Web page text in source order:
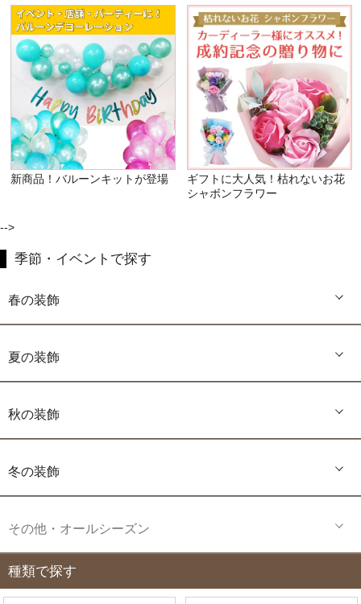
新商品！バルーンキットが登場
ギフトに大人気！枯れないお花
シャボンフラワー
-->
季節・イベントで探す
春の装飾
夏の装飾
秋の装飾
冬の装飾
その他・オールシーズン
種類で探す